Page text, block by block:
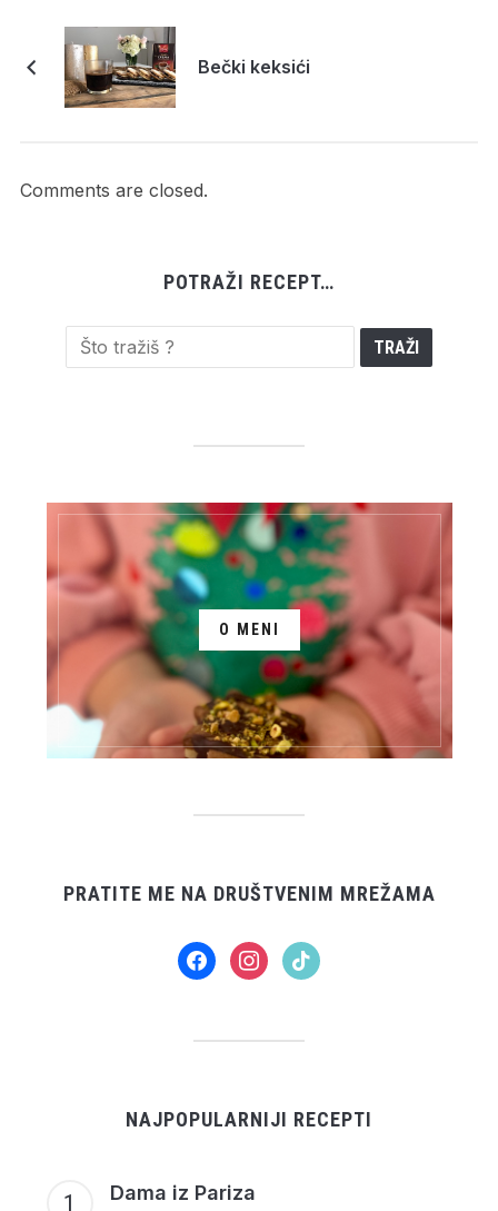
Bečki keksići
Comments are closed.
POTRAŽI RECEPT…
O MENI
PRATITE ME NA DRUŠTVENIM MREŽAMA
facebookinstagram
tiktok
NAJPOPULARNIJI RECEPTI
Dama iz Pariza